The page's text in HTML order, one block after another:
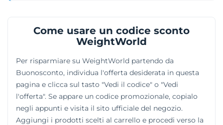
spirulina. Il portale smista le referenze per categorie
terapeutiche, aiutando uomini e donne a defendere le
o innalzare le barriere immunitarie. Non mancano
ovviamente derivati vegani.
Come usare un codice sconto
WeightWorld
Per risparmiare su WeightWorld partendo da
Buonosconto, individua l'offerta desiderata in questa
pagina e clicca sul tasto "Vedi il codice" o "Vedi
l'offerta". Se appare un codice promozionale, copialo
negli appunti e visita il sito ufficiale del negozio.
Aggiungi i prodotti scelti al carrello e procedi verso la